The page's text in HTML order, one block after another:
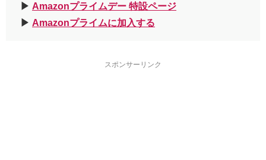
▶︎ Amazonプライムデー 特設ページ
▶︎ Amazonプライムに加入する
スポンサーリンク